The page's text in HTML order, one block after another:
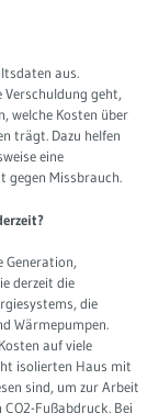
aus.
geht,
welche Kosten über
trägt. Dazu helfen
eine
gegen Missbrauch.
Generation,
derzeit die
die
Wärmepumpen.
auf viele
isolierten Haus mit
sind, um zur Arbeit
Fußabdruck. Bei